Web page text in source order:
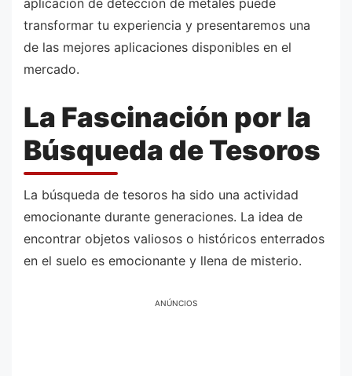
transformar tu experiencia y presentaremos una
de las mejores aplicaciones disponibles en el
mercado.
La Fascinación por la
Búsqueda de Tesoros
La búsqueda de tesoros ha sido una actividad
emocionante durante generaciones. La idea de
encontrar objetos valiosos o históricos enterrados
en el suelo es emocionante y llena de misterio.
ANÚNCIOS